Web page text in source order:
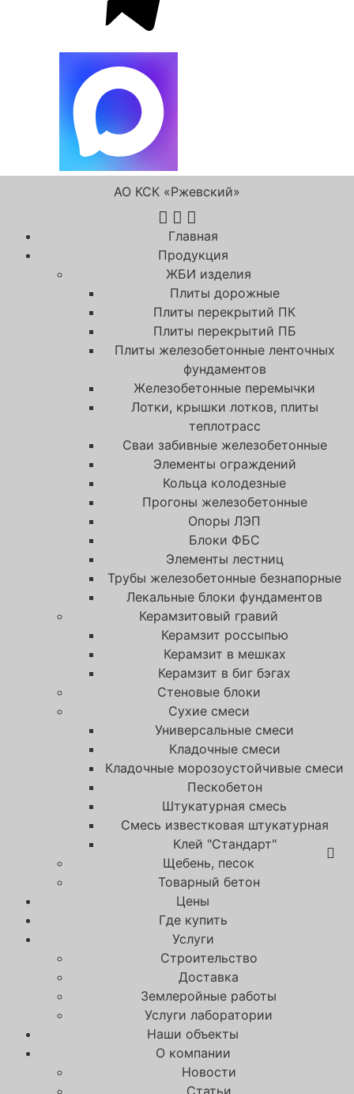
АО КСК «Ржевский»
Главная
Продукция
ЖБИ изделия
Плиты дорожные
Плиты перекрытий ПК
Плиты перекрытий ПБ
Плиты железобетонные ленточных
фундаментов
Железобетонные перемычки
Лотки, крышки лотков, плиты
теплотрасс
Сваи забивные железобетонные
Элементы ограждений
Кольца колодезные
Прогоны железобетонные
Опоры ЛЭП
Блоки ФБС
Элементы лестниц
Трубы железобетонные безнапорные
Лекальные блоки фундаментов
Керамзитовый гравий
Керамзит россыпью
Керамзит в мешках
Керамзит в биг бэгах
Cтеновые блоки
Сухие смеси
Универсальные смеси
Кладочные смеси
Кладочные морозоустойчивые смеси
Пескобетон
Штукатурная смесь
Смесь известковая штукатурная
Клей "Стандарт"
Щебень, песок
Товарный бетон
Цены
Где купить
Услуги
Строительство
Доставка
Землеройные работы
Услуги лаборатории
Наши объекты
О компании
Новости
Статьи